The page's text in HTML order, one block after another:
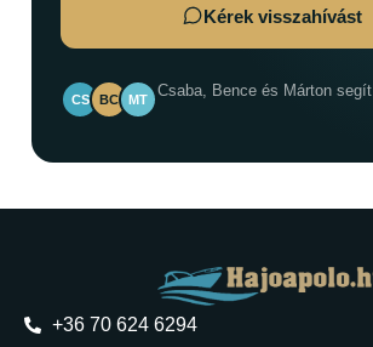
Kérek visszahívást
CS BC MT Csaba, Bence és Márton segít
+36 70 624 6294